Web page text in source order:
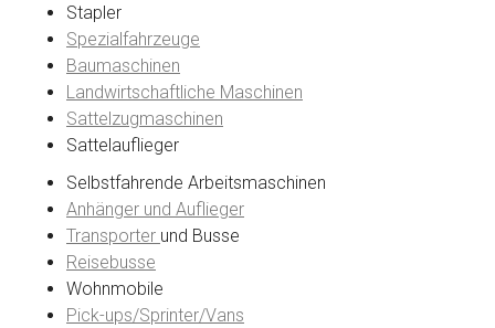
Baujahr
Getriebe
Bekannte Schäden
Kilometerstand
Preisvorstellung
Stapler
Spezialfahrzeuge
Baumaschinen
Landwirtschaftliche Maschinen
Sattelzugmaschinen
Sattelauflieger
Selbstfahrende Arbeitsmaschinen
Anhänger und Auflieger
Transporter und Busse
Reisebusse
Wohnmobile
Pick-ups/Sprinter/Vans